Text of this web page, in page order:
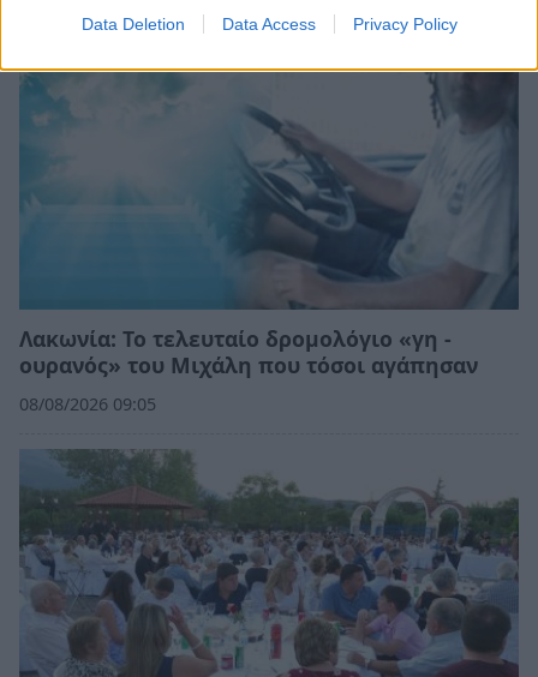
Data Deletion Data Access Privacy Policy
Λακωνία: Το τελευταίο δρομολόγιο «γη -
ουρανός» του Μιχάλη που τόσοι αγάπησαν
08/08/2026 09:05